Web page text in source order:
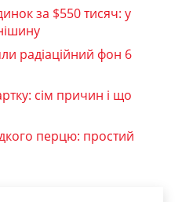
за $550 тисяч: у
радіаційний фон 6
сім причин і що
перцю: простий